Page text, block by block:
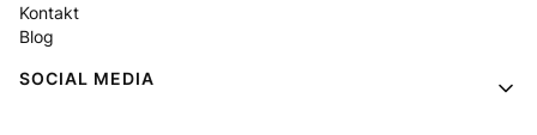
Kontakt
Blog
SOCIAL MEDIA